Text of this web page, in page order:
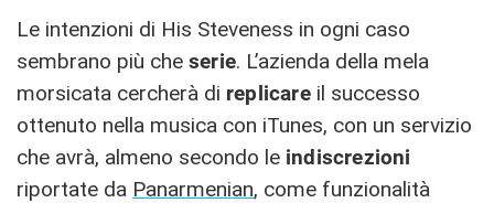
Le intenzioni di His Steveness in ogni caso
sembrano più che serie. L’azienda della mela
morsicata cercherà di replicareil successo
ottenuto nella musica con iTunes, con un servizio
che avrà, almeno secondo le indiscrezioni
riportate da Panarmenian, come funzionalità